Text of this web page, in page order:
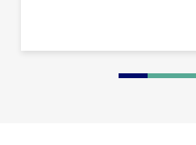
0 1 2 3 4 5